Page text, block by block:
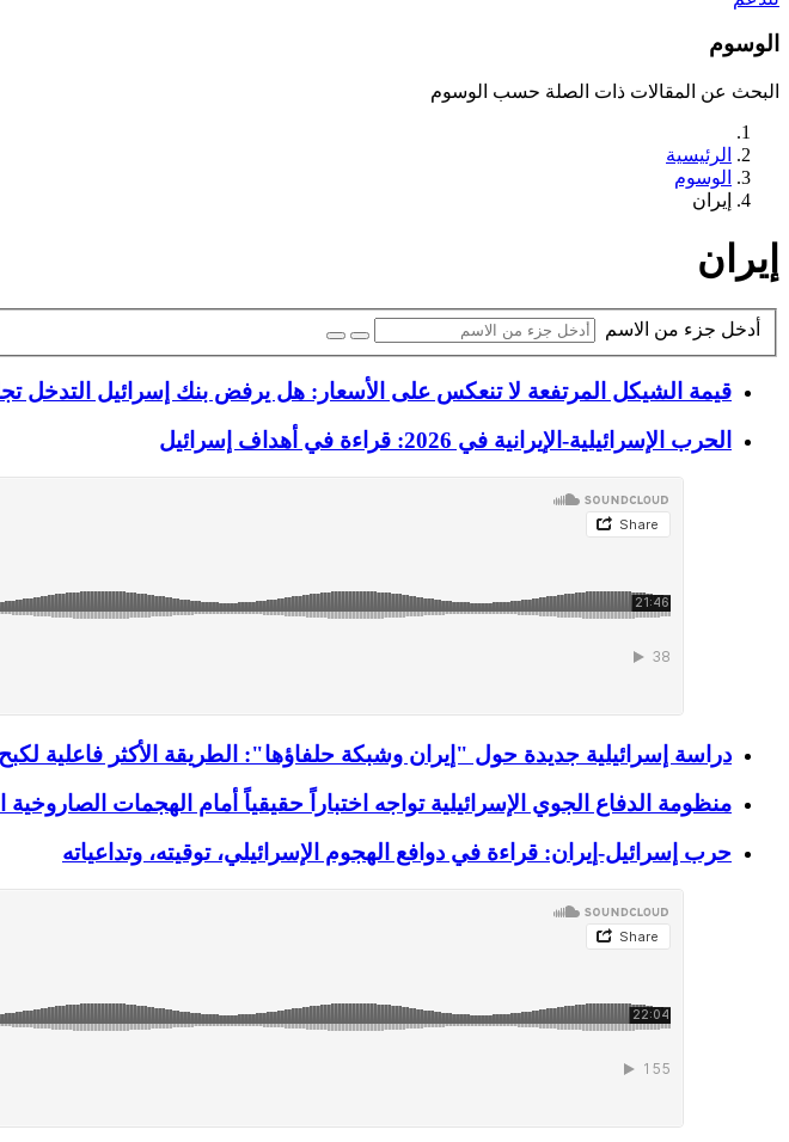
الوسوم
البحث عن المقالات ذات الصلة حسب الوسوم
الرئيسية
الوسوم
إيران
إيران
أدخل جزء من الاسم
قيمة الشيكل المرتفعة لا تنعكس على الأسعار: هل يرفض بنك إسرائيل التدخل
الحرب الإسرائيلية-الإيرانية في 2026: قراءة في أهداف إسرائيل
دراسة إسرائيلية جديدة حول "إيران وشبكة حلفاؤها": الطريقة الأكثر فاعلية
منظومة الدفاع الجوي الإسرائيلية تواجه اختباراً حقيقياً أمام الهجمات الصاروخية
حرب إسرائيل-إيران: قراءة في دوافع الهجوم الإسرائيلي، توقيته، وتداعياته